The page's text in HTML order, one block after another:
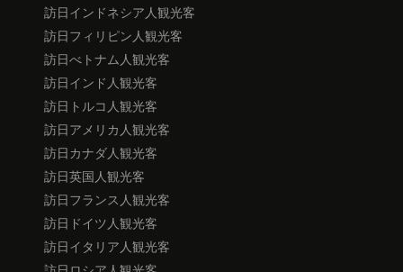
訪日インドネシア人観光客
訪日フィリピン人観光客
訪日べトナム人観光客
訪日インド人観光客
訪日トルコ人観光客
訪日アメリカ人観光客
訪日カナダ人観光客
訪日英国人観光客
訪日フランス人観光客
訪日ドイツ人観光客
訪日イタリア人観光客